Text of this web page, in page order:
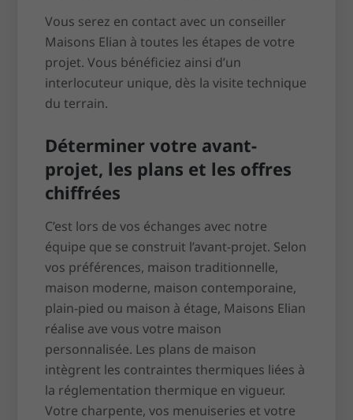
Vous serez en contact avec un conseiller
Maisons Elian à toutes les étapes de votre
projet. Vous bénéficiez ainsi d’un
interlocuteur unique, dès la visite technique
du terrain.
Déterminer votre avant-
projet, les plans et les offres
chiffrées
C’est lors de vos échanges avec notre
équipe que se construit l’avant-projet. Selon
vos préférences, maison traditionnelle,
maison moderne, maison contemporaine,
plain-pied ou maison à étage, Maisons Elian
réalise ave vous votre maison
personnalisée. Les plans de maison
intègrent les contraintes thermiques liées à
la réglementation thermique en vigueur.
Votre charpente, vos menuiseries et votre